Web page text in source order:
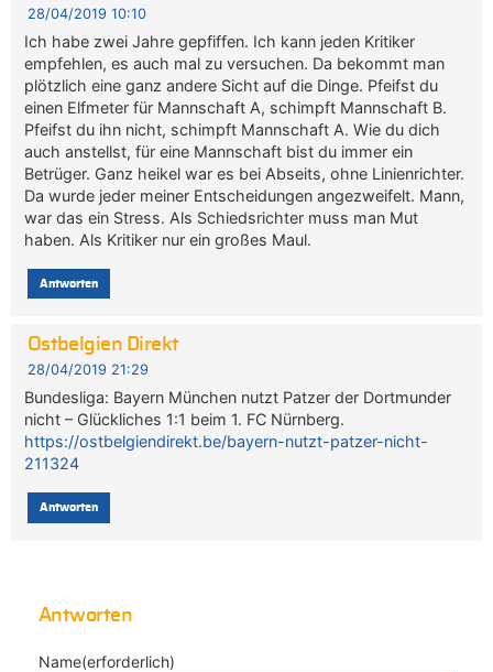
28/04/2019 10:10
Ich habe zwei Jahre gepfiffen. Ich kann jeden Kritiker
empfehlen, es auch mal zu versuchen. Da bekommt man
plötzlich eine ganz andere Sicht auf die Dinge. Pfeifst du
einen Elfmeter für Mannschaft A, schimpft Mannschaft B.
Pfeifst du ihn nicht, schimpft Mannschaft A. Wie du dich
auch anstellst, für eine Mannschaft bist du immer ein
Betrüger. Ganz heikel war es bei Abseits, ohne Linienrichter.
Da wurde jeder meiner Entscheidungen angezweifelt. Mann,
war das ein Stress. Als Schiedsrichter muss man Mut
haben. Als Kritiker nur ein großes Maul.
Antworten
Ostbelgien Direkt
28/04/2019 21:29
Bundesliga: Bayern München nutzt Patzer der Dortmunder
nicht – Glückliches 1:1 beim 1. FC Nürnberg.
https://ostbelgiendirekt.be/bayern-nutzt-patzer-nicht-
211324
Antworten
Antworten
Name(erforderlich)